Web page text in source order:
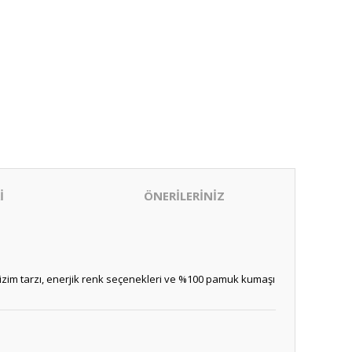
ÖNERİLERİNİZ
tarzı, enerjik renk seçenekleri ve %100 pamuk kumaşı